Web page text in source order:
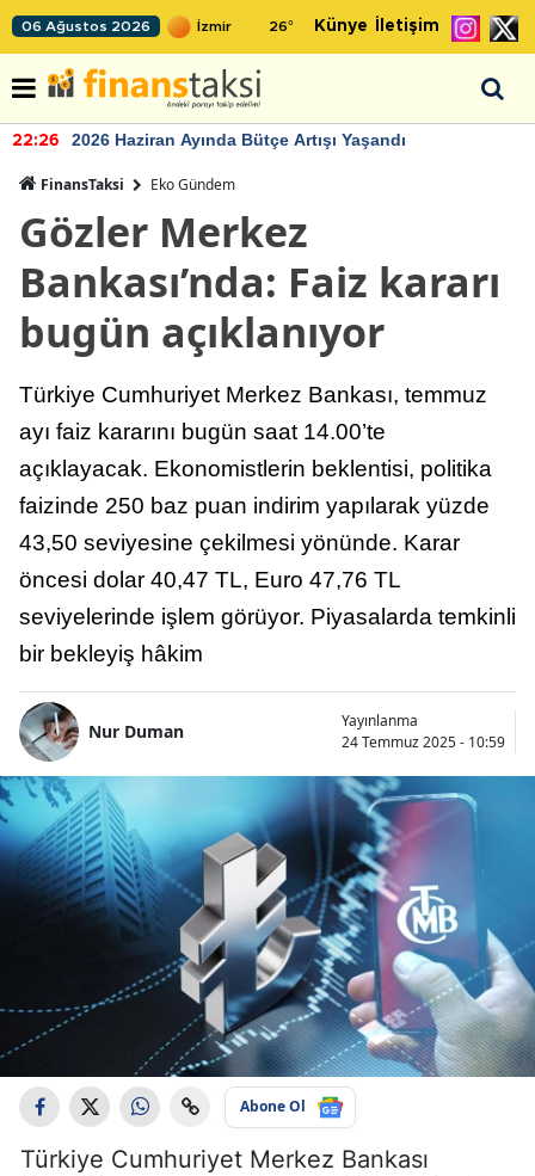
06 Ağustos 2026 26° Künye İletişim
22:26 2026 Haziran Ayında Bütçe Artışı Yaşandı
FinansTaksi Eko Gündem
Gözler Merkez
Bankası’nda: Faiz kararı
bugün açıklanıyor
Türkiye Cumhuriyet Merkez Bankası, temmuz
ayı faiz kararını bugün saat 14.00’te
açıklayacak. Ekonomistlerin beklentisi, politika
faizinde 250 baz puan indirim yapılarak yüzde
43,50 seviyesine çekilmesi yönünde. Karar
öncesi dolar 40,47 TL, Euro 47,76 TL
seviyelerinde işlem görüyor. Piyasalarda temkinli
bir bekleyiş hâkim
Nur Duman
Yayınlanma
24 Temmuz 2025 - 10:59
Abone Ol
Türkiye Cumhuriyet Merkez Bankası